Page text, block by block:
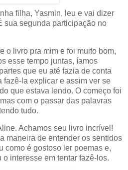
filha, Yasmin, leu e vai dizer
sua segunda participação no
o livro pra mim e foi muito bom,
esse tempo juntas, íamos
que eu até fazia de conta
fazê-la explicar e assim ver se
que estava lendo. O começo foi
com o passar das palavras
tudo.
Achamos seu livro incrível!
maneira de entender os sentidos
como é gostoso ler poemas e,
interesse em tentar fazê-los.